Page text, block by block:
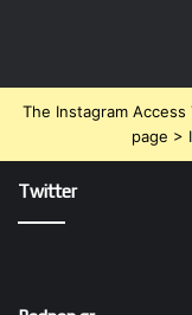
The Instagram
page >
Twitter